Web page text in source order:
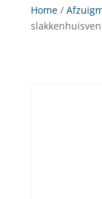
Home/